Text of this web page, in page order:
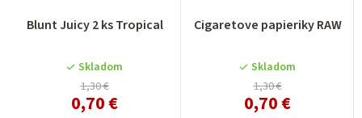
Blunt Juicy 2 ks Tropical
Skladom
1,30 €
0,70 €
Cigaretove papieriky RAW
Skladom
1,30 €
0,70 €